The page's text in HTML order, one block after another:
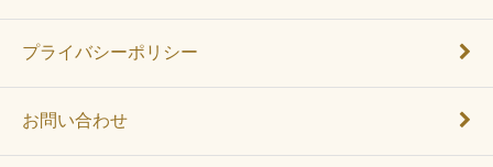
プライバシーポリシー
お問い合わせ